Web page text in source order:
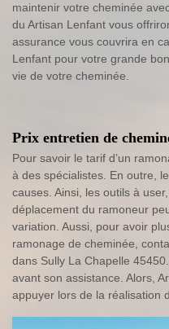
maintenir votre cheminée
du Artisan Lenfant vous
assurance vous couvrira en
Lenfant pour votre grande
vie de votre cheminée.
Prix entretien de
Pour savoir le tarif d’un
à des spécialistes. En outre,
causes. Ainsi, les outils à
déplacement du ramoneur
variation. Aussi, pour avoir
ramonage de cheminée,
dans Sully La Chapelle
avant son assistance. Alors,
appuyer lors de la réalisation